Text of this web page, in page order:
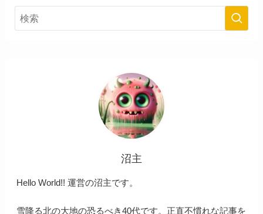
沼主
Hello World!! 運営の沼主です。
雪降る北の大地の恐るべき40代です。正直不慣れな記事を